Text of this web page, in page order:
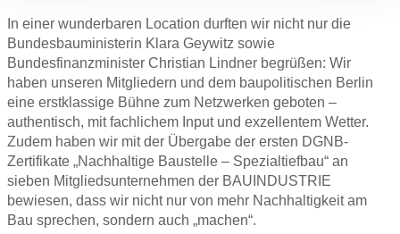
In einer wunderbaren Location durften wir nicht nur die
Bundesbauministerin Klara Geywitz sowie
Bundesfinanzminister Christian Lindner begrüßen: Wir
haben unseren Mitgliedern und dem baupolitischen Berlin
eine erstklassige Bühne zum Netzwerken geboten –
authentisch, mit fachlichem Input und exzellentem Wetter.
Zudem haben wir mit der Übergabe der ersten DGNB-
Zertifikate „Nachhaltige Baustelle – Spezialtiefbau“ an
sieben Mitgliedsunternehmen der BAUINDUSTRIE
bewiesen, dass wir nicht nur von mehr Nachhaltigkeit am
Bau sprechen, sondern auch „machen“.